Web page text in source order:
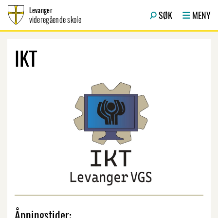
Levanger
videregående skole SØK MENY
IKT